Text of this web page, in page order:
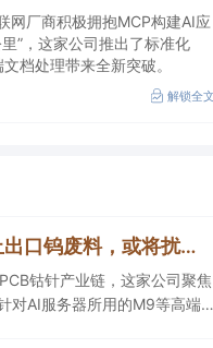
网厂商积极拥抱MCP构建AI应
”，这家公司推出了标准化
档处理带来全新突破。
解锁全文
【风口研报·公司】美国计划禁止出口钨废料，或将扰动全球PCB钴针产业链，这家公司深度绑定AI服务器需求，计划2027底将月产能提升400%
钴针产业链，这家公司聚焦
对AI服务器所用的M9等高端